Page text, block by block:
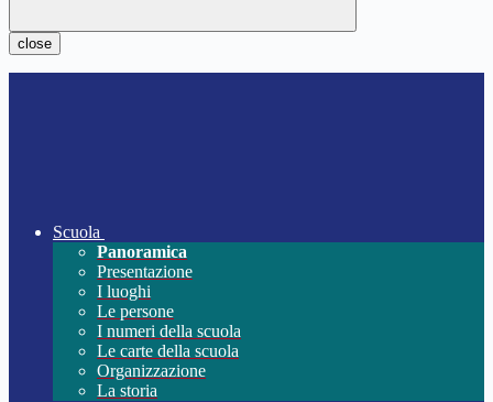
close
Scuola
Panoramica
Presentazione
I luoghi
Le persone
I numeri della scuola
Le carte della scuola
Organizzazione
La storia